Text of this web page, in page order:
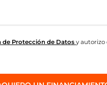
de Protección de Datos y autorizo